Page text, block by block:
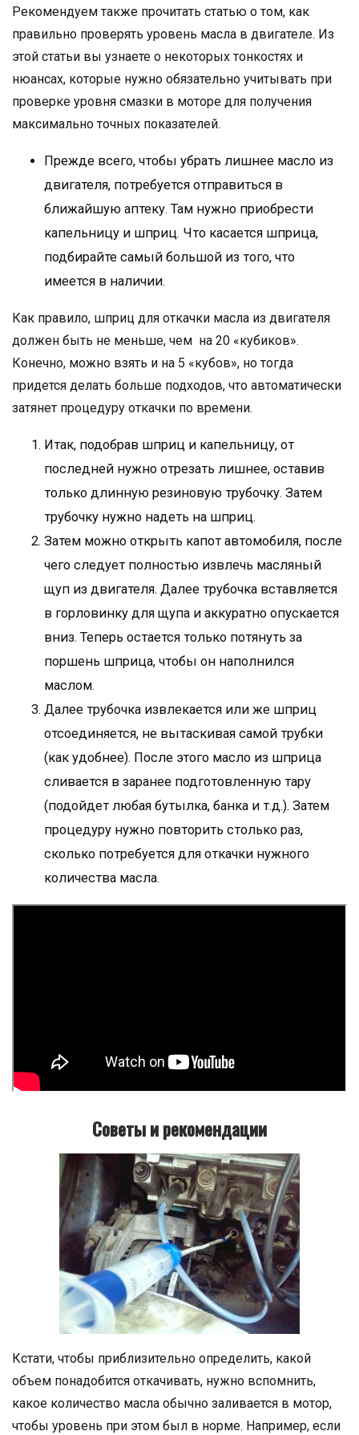
Рекомендуем также прочитать статью о том, как
правильно проверять уровень масла в двигателе. Из
этой статьи вы узнаете о некоторых тонкостях и
нюансах, которые нужно обязательно учитывать при
проверке уровня смазки в моторе для получения
максимально точных показателей.
Прежде всего, чтобы убрать лишнее масло из
двигателя, потребуется отправиться в
ближайшую аптеку. Там нужно приобрести
капельницу и шприц. Что касается шприца,
подбирайте самый большой из того, что
имеется в наличии.
Как правило, шприц для откачки масла из двигателя
должен быть не меньше, чем на 20 «кубиков».
Конечно, можно взять и на 5 «кубов», но тогда
придется делать больше подходов, что автоматически
затянет процедуру откачки по времени.
Итак, подобрав шприц и капельницу, от
последней нужно отрезать лишнее, оставив
только длинную резиновую трубочку. Затем
трубочку нужно надеть на шприц.
Затем можно открыть капот автомобиля, после
чего следует полностью извлечь масляный
щуп из двигателя. Далее трубочка вставляется
в горловинку для щупа и аккуратно опускается
вниз. Теперь остается только потянуть за
поршень шприца, чтобы он наполнился
маслом.
Далее трубочка извлекается или же шприц
отсоединяется, не вытаскивая самой трубки
(как удобнее). После этого масло из шприца
сливается в заранее подготовленную тару
(подойдет любая бутылка, банка и т.д.). Затем
процедуру нужно повторить столько раз,
сколько потребуется для откачки нужного
количества масла.
Советы и рекомендации
Кстати, чтобы приблизительно определить, какой
объем понадобится откачивать, нужно вспомнить,
какое количество масла обычно заливается в мотор,
чтобы уровень при этом был в норме. Например, если